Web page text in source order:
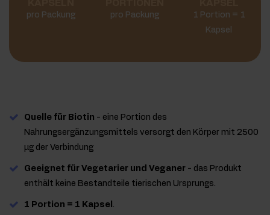
pro Packung pro Packung
1 Portion = 1
Kapsel
Quelle für Biotin - eine Portion des
Nahrungsergänzungsmittels versorgt den Körper mit 2500
µg der Verbindung
Geeignet für Vegetarier und Veganer - das Produkt
enthält keine Bestandteile tierischen Ursprungs.
1 Portion = 1 Kapsel .